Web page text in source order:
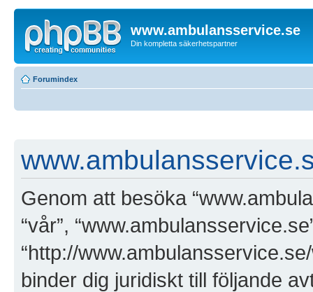
www.ambulansservice.se
Din kompletta säkerhetspartner
Forumindex
Genom att besöka
“vår”,
“http://
binder dig juridiskt till följande